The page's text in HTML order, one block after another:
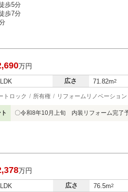
歩5分
歩7分
万円
広さ 71.82m2
トロック 所有権 リフォームリノベーション
〇令和8年10月上旬 内装リフォーム完了
万円
広さ 76.5m2